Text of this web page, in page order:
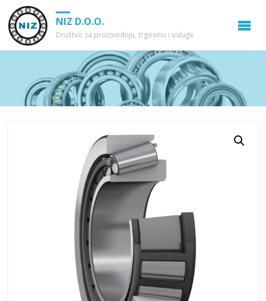
NIZ D.O.O.
Društvo za proizvodnju, trgovinu i usluge